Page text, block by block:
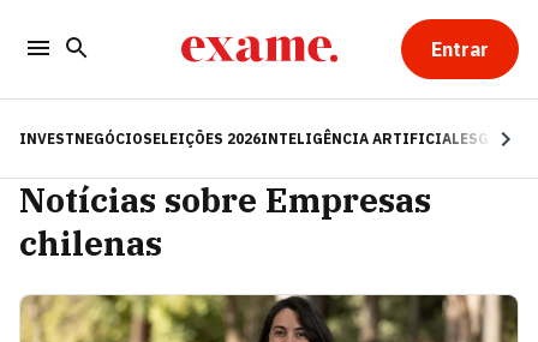
Entrar
INVESTNEGÓCIOSELEIÇÕES 2026INTELIGÊNCIA ARTIFICIALESG
Notícias sobre Empresas
chilenas